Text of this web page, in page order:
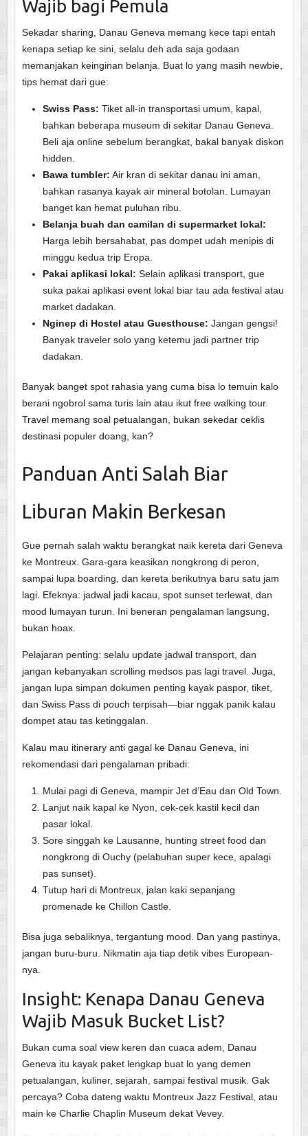
Wajib bagi Pemula
Sekadar sharing, Danau Geneva memang kece tapi entah
kenapa setiap ke sini, selalu deh ada saja godaan
memanjakan keinginan belanja. Buat lo yang masih newbie,
tips hemat dari gue:
Swiss Pass: Tiket all-in transportasi umum, kapal,
bahkan beberapa museum di sekitar Danau Geneva.
Beli aja online sebelum berangkat, bakal banyak diskon
hidden.
Bawa tumbler: Air kran di sekitar danau ini aman,
bahkan rasanya kayak air mineral botolan. Lumayan
banget kan hemat puluhan ribu.
Belanja buah dan camilan di supermarket lokal:
Harga lebih bersahabat, pas dompet udah menipis di
minggu kedua trip Eropa.
Pakai aplikasi lokal: Selain aplikasi transport, gue
suka pakai aplikasi event lokal biar tau ada festival atau
market dadakan.
Nginep di Hostel atau Guesthouse: Jangan gengsi!
Banyak traveler solo yang ketemu jadi partner trip
dadakan.
Banyak banget spot rahasia yang cuma bisa lo temuin kalo
berani ngobrol sama turis lain atau ikut free walking tour.
Travel memang soal petualangan, bukan sekedar ceklis
destinasi populer doang, kan?
Panduan Anti Salah Biar
Liburan Makin Berkesan
Gue pernah salah waktu berangkat naik kereta dari Geneva
ke Montreux. Gara-gara keasikan nongkrong di peron,
sampai lupa boarding, dan kereta berikutnya baru satu jam
lagi. Efeknya: jadwal jadi kacau, spot sunset terlewat, dan
mood lumayan turun. Ini beneran pengalaman langsung,
bukan hoax.
Pelajaran penting: selalu update jadwal transport, dan
jangan kebanyakan scrolling medsos pas lagi travel. Juga,
jangan lupa simpan dokumen penting kayak paspor, tiket,
dan Swiss Pass di pouch terpisah—biar nggak panik kalau
dompet atau tas ketinggalan.
Kalau mau itinerary anti gagal ke Danau Geneva, ini
rekomendasi dari pengalaman pribadi:
Mulai pagi di Geneva, mampir Jet d’Eau dan Old Town.
Lanjut naik kapal ke Nyon, cek-cek kastil kecil dan
pasar lokal.
Sore singgah ke Lausanne, hunting street food dan
nongkrong di Ouchy (pelabuhan super kece, apalagi
pas sunset).
Tutup hari di Montreux, jalan kaki sepanjang
promenade ke Chillon Castle.
Bisa juga sebaliknya, tergantung mood. Dan yang pastinya,
jangan buru-buru. Nikmatin aja tiap detik vibes European-
nya.
Insight: Kenapa Danau Geneva
Wajib Masuk Bucket List?
Bukan cuma soal view keren dan cuaca adem, Danau
Geneva itu kayak paket lengkap buat lo yang demen
petualangan, kuliner, sejarah, sampai festival musik. Gak
percaya? Coba dateng waktu Montreux Jazz Festival, atau
main ke Charlie Chaplin Museum dekat Vevey.